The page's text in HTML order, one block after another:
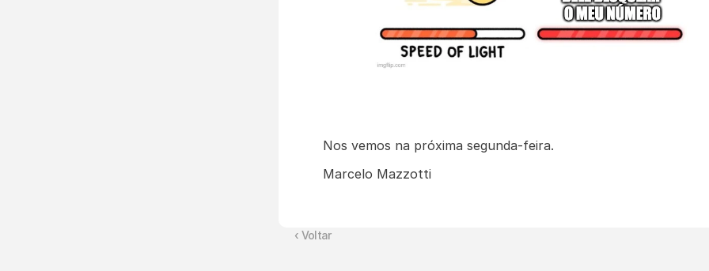
Nos vemos na próxima segunda-feira.
Marcelo Mazzotti
‹ Voltar